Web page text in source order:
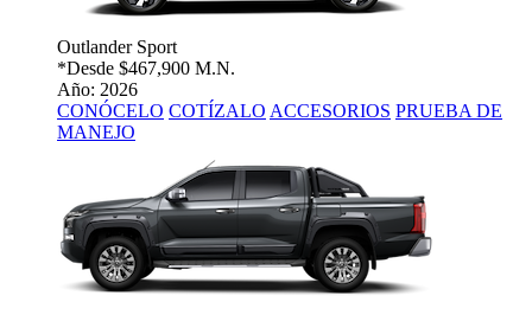
Outlander Sport
*Desde $467,900 M.N.
Año: 2026
CONÓCELO COTÍZALO ACCESORIOS PRUEBA DE
MANEJO